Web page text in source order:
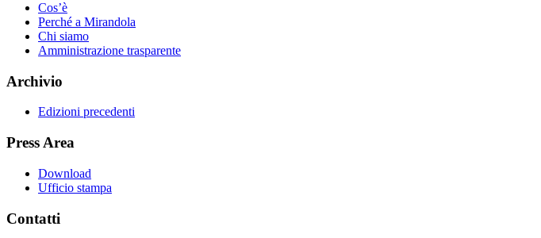
Cos’è
Perché a Mirandola
Chi siamo
Amministrazione trasparente
Archivio
Edizioni precedenti
Press Area
Download
Ufficio stampa
Contatti